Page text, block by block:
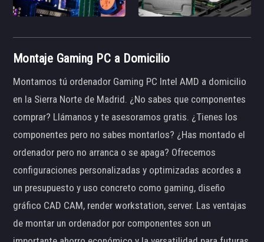
Montaje Gaming PC a Domicilio
Montamos tú ordenador Gaming PC Intel AMD a domicilio
en la Sierra Norte de Madrid. ¿No sabes que componentes
comprar? Llámanos y te asesoramos gratis. ¿Tienes los
componentes pero no sabes montarlos? ¿Has montado el
ordenador pero no arranca o se apaga? Ofrecemos
configuraciones personalizadas y optimizadas acordes a
un presupuesto y uso concreto como gaming, diseño
gráfico CAD CAM, render workstation, server. Las ventajas
de montar un ordenador por componentes son un